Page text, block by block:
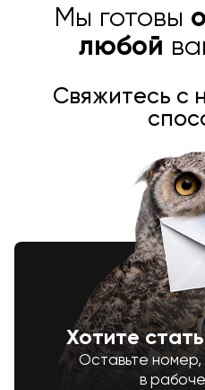
Мы готовы
любой
Свяжитесь с
Хотите
Оставьте номер,
в